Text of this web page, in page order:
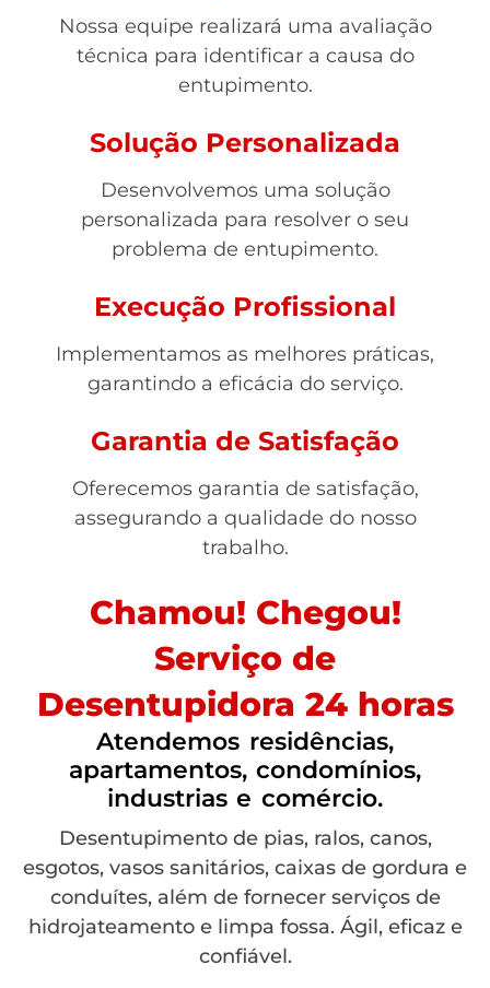
Nossa equipe realizará uma avaliação
técnica para identificar a causa do
entupimento.
Solução Personalizada
Desenvolvemos uma solução
personalizada para resolver o seu
problema de entupimento.
Execução Profissional
Implementamos as melhores práticas,
garantindo a eficácia do serviço.
Garantia de Satisfação
Oferecemos garantia de satisfação,
assegurando a qualidade do nosso
trabalho.
Chamou! Chegou!
Serviço de
Desentupidora 24 horas
Atendemos residências,
apartamentos, condomínios,
industrias e comércio.
Desentupimento de pias, ralos, canos,
esgotos, vasos sanitários, caixas de gordura e
conduítes, além de fornecer serviços de
hidrojateamento e limpa fossa. Ágil, eficaz e
confiável.